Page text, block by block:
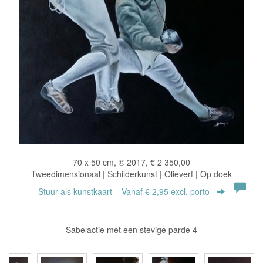
70 x 50 cm, © 2017, € 2 350,00
Tweedimensionaal | Schilderkunst | Olieverf | Op doek
Stuur als kunstkaart Vanaf € 2,95 excl. porto
Sabelactie met een stevige parde 4